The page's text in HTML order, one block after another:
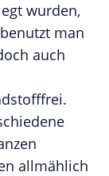
wurden,
man
auch
allmählich